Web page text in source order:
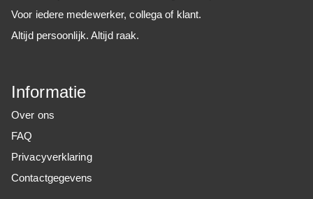
Voor iedere medewerker, collega of klant.
Altijd persoonlijk. Altijd raak.
Informatie
Over ons
FAQ
Privacyverklaring
Contactgegevens